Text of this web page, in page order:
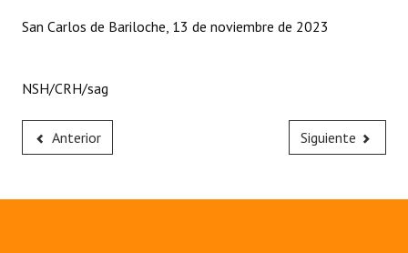
Reconocimientos - Registro
Bariloche, Municipio intercultural
Entrega de distinciones
REFORMA DE LA CARTA ORGÁNICA
San Carlos de Bariloche, 13 de noviembre de 2023
NSH/CRH/sag
Anterior Siguiente